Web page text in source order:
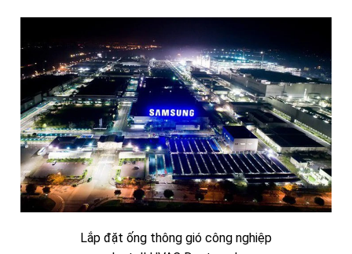
Lắp đặt ống thông gió công nghiệp